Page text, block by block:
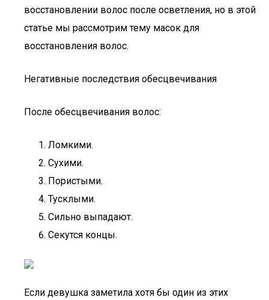
восстановлении волос после осветления, но в этой
статье мы рассмотрим тему масок для
восстановления волос.
Негативные последствия обесцвечивания
После обесцвечивания волос:
Ломкими.
Сухими.
Пористыми.
Тусклыми.
Сильно выпадают.
Секутся концы.
Если девушка заметила хотя бы один из этих